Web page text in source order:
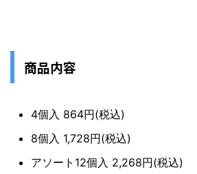
商品内容
4個入 864円(税込)
8個入 1,728円(税込)
アソート12個入 2,268円(税込)